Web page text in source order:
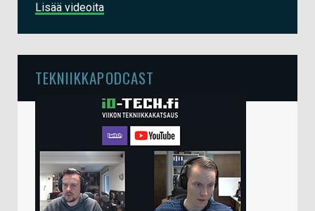
Lisää videoita
TEKNIIKKAPODCAST